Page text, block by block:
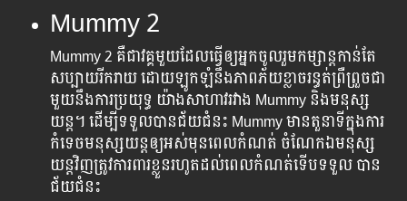
Mummy 2
Mummy 2 គឺ​ជា​វគ្គ​មួយ​ដែល​ធ្វើ​ឲ្យ​អ្នក​ចូល​រួម​កម្សាន្ត​កាន់​តែ​
សប្បាយ​រីក​រាយ ​ដោយ​ឡូក​ឡំ​នឹង​ភាព​ភ័យ​ខ្លាច​រន្ធត់​ព្រឺ​ព្រួច​ជា​
មួយ​នឹង​ការ​ប្រយុទ្ធ​ យ៉ាង​សាហាវ​រវាង Mummy និង​មនុស្ស​
យន្ត​។​ ដើម្បី​ទទួល​បាន​ជ័យ​ជំនះ​ Mummy មាន​តួនាទី​ក្នុង​ការ​
កំទេច​មនុស្ស​យន្ត​ឲ្យ​អស់​មុន​ពេល​កំណត់ ចំណែក​ឯ​មនុស្ស​
យន្ត​វិញ​ត្រូវ​ការពារ​ខ្លួន​រហូត​ដល់​ពេល​កំណត់​ទើប​ទទួល​ បាន​
ជ័យ​ជំនះ